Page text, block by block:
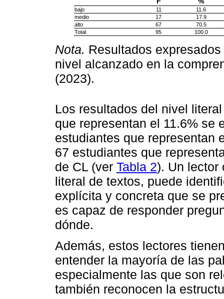
bajo 11
11.6
medio
17
17.9
alto
67
70.5
Total
95 100.0
Nota. Resultados
nivel alcanzado en la
(2023).
Los resultados del nivel
que representan el 11.6% se
estudiantes que representan
67 estudiantes que
de CL (ver Tabla 2). Un lector
literal de textos, puede
explícita y concreta que se
es capaz de responder
dónde.
Además, estos lectores
entender la mayoría de las
especialmente las que son
también reconocen la